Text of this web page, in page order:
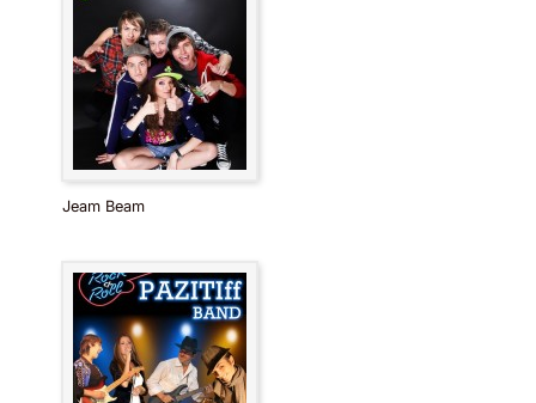
Jeam Beam